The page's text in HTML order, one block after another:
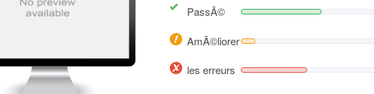
PassÃ©
AmÃ©liorer
les erreurs